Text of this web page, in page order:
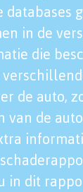
in de
die
de auto,
van de
in dit